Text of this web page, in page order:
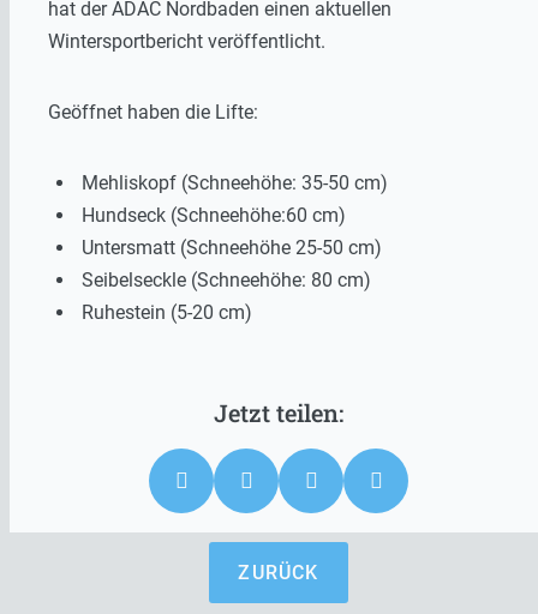
hat der ADAC Nordbaden einen aktuellen
Wintersportbericht veröffentlicht.
Geöffnet haben die Lifte:
Mehliskopf (Schneehöhe: 35-50 cm)
Hundseck (Schneehöhe:60 cm)
Untersmatt (Schneehöhe 25-50 cm)
Seibelseckle (Schneehöhe: 80 cm)
Ruhestein (5-20 cm)
ZURÜCK